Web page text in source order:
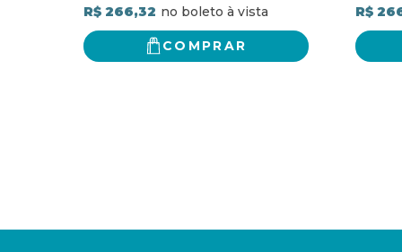
R$ 266,32
COMPRAR
R$